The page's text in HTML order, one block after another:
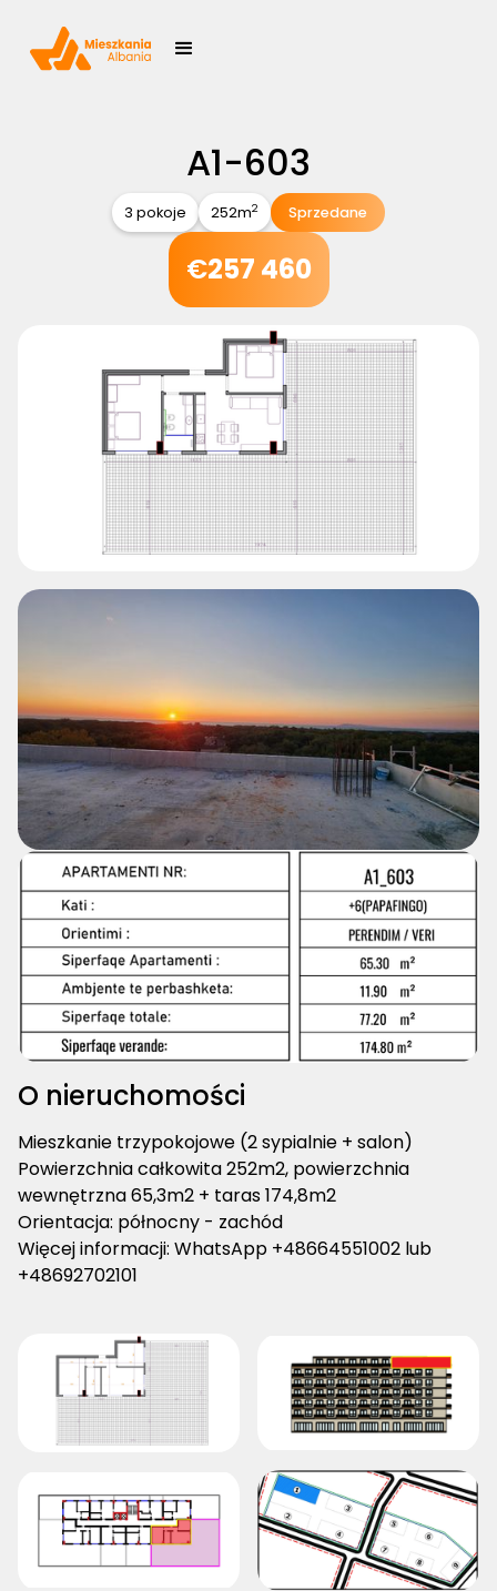
A1-603
3 pokoje 252m2 Sprzedane
€257 460
O nieruchomości
Mieszkanie trzypokojowe (2 sypialnie + salon)
Powierzchnia całkowita 252m2, powierzchnia
wewnętrzna 65,3m2 + taras 174,8m2
Orientacja: północny - zachód
Więcej informacji: WhatsApp +48664551002 lub
+48692702101